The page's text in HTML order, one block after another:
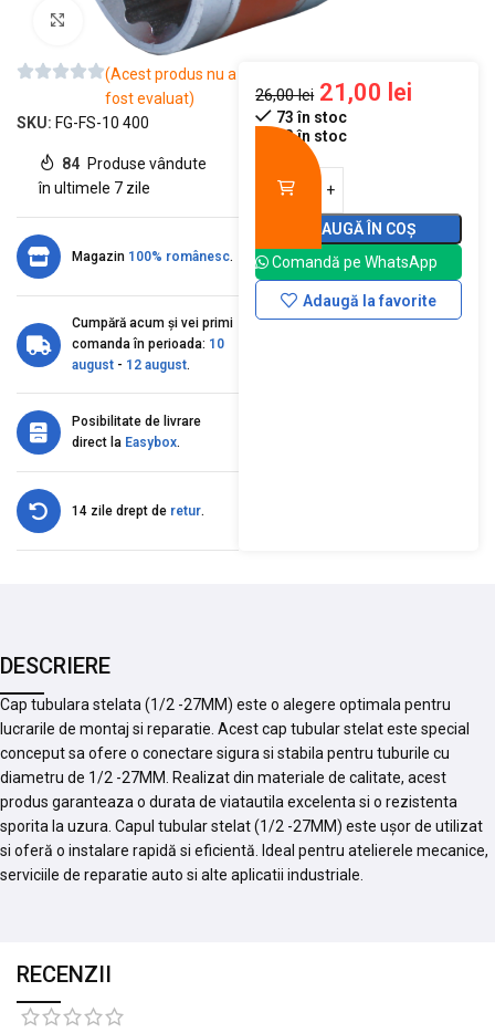
Mărește imaginea
(Acest produs nu a
fost evaluat)
SKU: FG-FS-10 400
84 Produse vândute
în ultimele 7 zile
Magazin 100% românesc.
Cumpără acum și vei primi
comanda în perioada: 10
august - 12 august.
Posibilitate de livrare
direct la Easybox.
14 zile drept de retur.
26,00lei 21,00 lei
73 în stoc
73 în stoc
ADAUGĂ ÎN COȘ
Comandă pe WhatsApp
Adaugă la favorite
DESCRIERE
Cap tubulara stelata (1/2 -27MM) este o alegere optimala pentru
lucrarile de montaj si reparatie. Acest cap tubular stelat este special
conceput sa ofere o conectare sigura si stabila pentru tuburile cu
diametru de 1/2 -27MM. Realizat din materiale de calitate, acest
produs garanteaza o durata de viatautila excelenta si o rezistenta
sporita la uzura. Capul tubular stelat (1/2 -27MM) este ușor de utilizat
si oferă o instalare rapidă si eficientă. Ideal pentru atelierele mecanice,
serviciile de reparatie auto si alte aplicatii industriale.
RECENZII